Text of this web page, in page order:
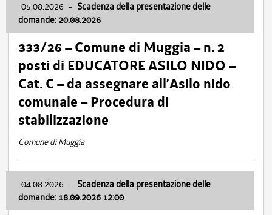
05.08.2026 - Scadenza della presentazione delle
domande: 20.08.2026
333/26 – Comune di Muggia – n. 2
posti di EDUCATORE ASILO NIDO –
Cat. C – da assegnare all’Asilo nido
comunale – Procedura di
stabilizzazione
Comune di Muggia
04.08.2026 - Scadenza della presentazione delle
domande: 18.09.2026 12:00